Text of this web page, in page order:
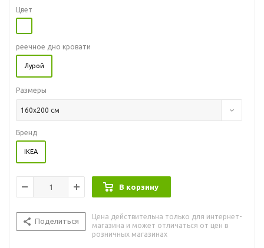
Цвет
реечное дно кровати
Лурой
Размеры
160x200 см
Бренд
IKEA
В корзину
Поделиться
Цена действительна только для интернет-
магазина и может отличаться от цен в
розничных магазинах